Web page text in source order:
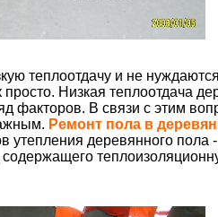
теплоотдачу и не
Низкая теплоотдача
факторов. В связи с этим
Ремонт пола в
утепления деревянного пола -